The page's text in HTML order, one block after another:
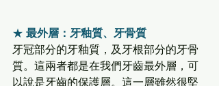
★ 最外層：牙釉質、牙骨質
牙冠部分的牙釉質，及牙根部分的牙骨
質。這兩者都是在我們牙齒最外層，可
以說是牙齒的保護層。這一層雖然很堅